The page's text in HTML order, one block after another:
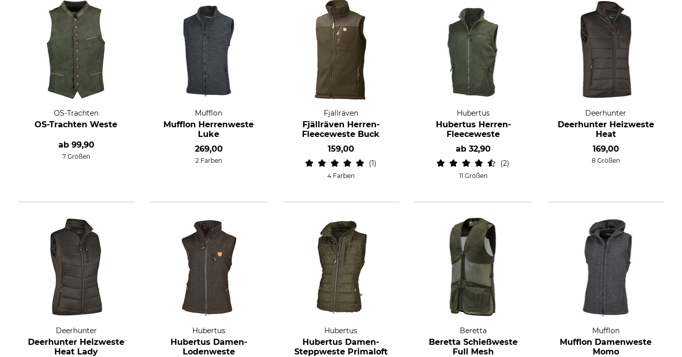
OS-Trachten
OS-Trachten Weste
ab 99,90
7 Größen
Mufflon
Mufflon Herrenweste
Luke
269,00
2 Farben
Fjällräven
Fjällräven Herren-
Fleeceweste Buck
159,00
1
4 Farben
Hubertus
Hubertus Herren-
Fleeceweste
ab32,90
2
11 Größen
Deerhunter
Deerhunter Heizweste
Heat
169,00
8 Größen
Deerhunter
Deerhunter Heizweste
Heat Lady
Hubertus
Hubertus Damen-
Lodenweste
Hubertus
Hubertus Damen-
Steppweste Primaloft
Beretta
Beretta Schießweste
Full Mesh
Mufflon
Mufflon Damenweste
Momo